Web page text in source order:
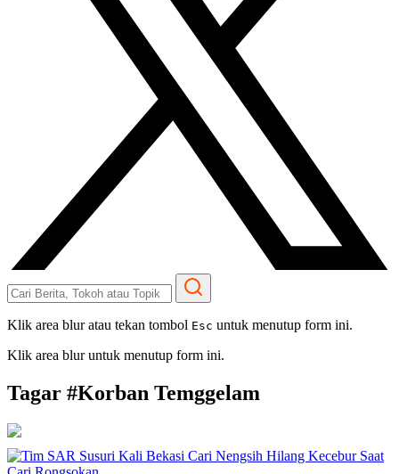
Klik area blur atau tekan tombol Esc untuk menutup form ini.
Klik area blur untuk menutup form ini.
Tagar #Korban Temggelam